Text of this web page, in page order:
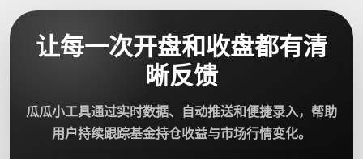
让每一次开盘和收盘都有清
晰反馈
瓜瓜小工具通过实时数据、自动推送和便捷录入，帮助
用户持续跟踪基金持仓收益与市场行情变化。